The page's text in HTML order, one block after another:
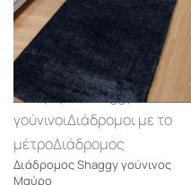
Διάδρομοι Shaggy
γούνινοιΔιάδρομοι με το
μέτροΔιάδρομος
Διάδρομος Shaggy γούνινος
Μαύρο